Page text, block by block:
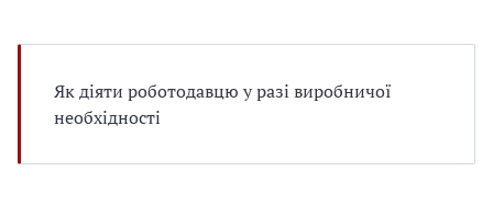
Як діяти роботодавцю у разі виробничої
необхідності